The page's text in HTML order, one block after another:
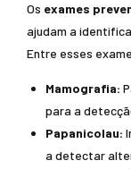
Os exames
ajudam a
Entre esses
Mamografia:
para a
Papanicolau:
a detectar